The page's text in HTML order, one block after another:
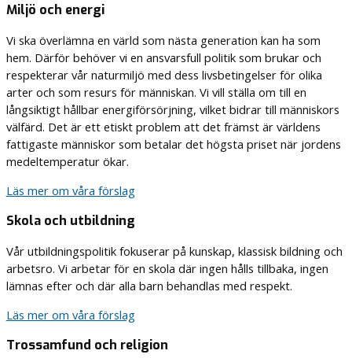
Miljö och energi
Vi ska överlämna en värld som nästa generation kan ha som
hem. Därför behöver vi en ansvarsfull politik som brukar och
respekterar vår naturmiljö med dess livsbetingelser för olika
arter och som resurs för människan. Vi vill ställa om till en
långsiktigt hållbar energiförsörjning, vilket bidrar till människors
välfärd. Det är ett etiskt problem att det främst är världens
fattigaste människor som betalar det högsta priset när jordens
medeltemperatur ökar.
Läs mer om våra förslag
Skola och utbildning
Vår utbildningspolitik fokuserar på kunskap, klassisk bildning och
arbetsro. Vi arbetar för en skola där ingen hålls tillbaka, ingen
lämnas efter och där alla barn behandlas med respekt.
Läs mer om våra förslag
Trossamfund och religion